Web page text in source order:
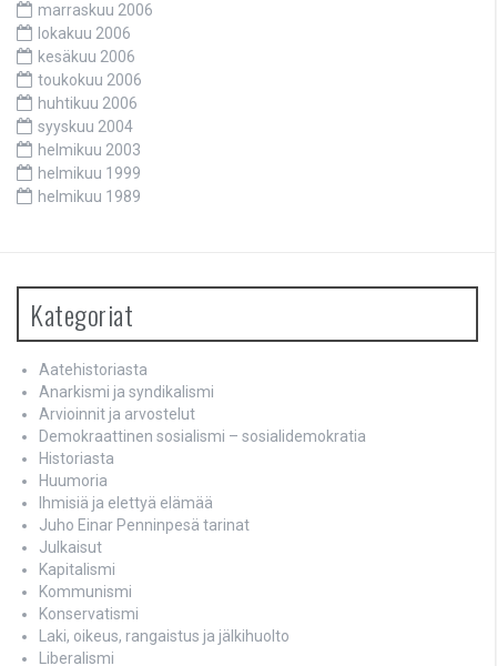
marraskuu 2006
lokakuu 2006
kesäkuu 2006
toukokuu 2006
huhtikuu 2006
syyskuu 2004
helmikuu 2003
helmikuu 1999
helmikuu 1989
Kategoriat
Aatehistoriasta
Anarkismi ja syndikalismi
Arvioinnit ja arvostelut
Demokraattinen sosialismi – sosialidemokratia
Historiasta
Huumoria
Ihmisiä ja elettyä elämää
Juho Einar Penninpesä tarinat
Julkaisut
Kapitalismi
Kommunismi
Konservatismi
Laki, oikeus, rangaistus ja jälkihuolto
Liberalismi